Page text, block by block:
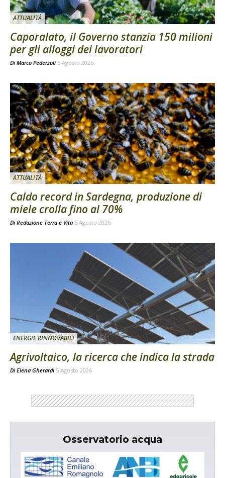
ATTUALITÀ
Caporalato, il Governo stanzia 150 milioni
per gli alloggi dei lavoratori
Di Marco Pederzoli 5 Agosto 2026
ATTUALITÀ
Caldo record in Sardegna, produzione di
miele crolla fino al 70%
Di Redazione Terra e Vita 5 Agosto 2026
ENERGIE RINNOVABILI
Agrivoltaico, la ricerca che indica la strada
Di Elena Gherardi 5 Agosto 2026
Osservatorio acqua